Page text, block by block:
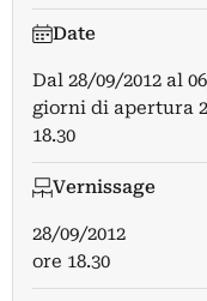
Date
Dal 28/09/2012 al
giorni di apertura
18.30
Vernissage
28/09/2012
ore 18.30